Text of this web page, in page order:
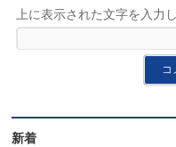
上に表示された文字を入力
新着